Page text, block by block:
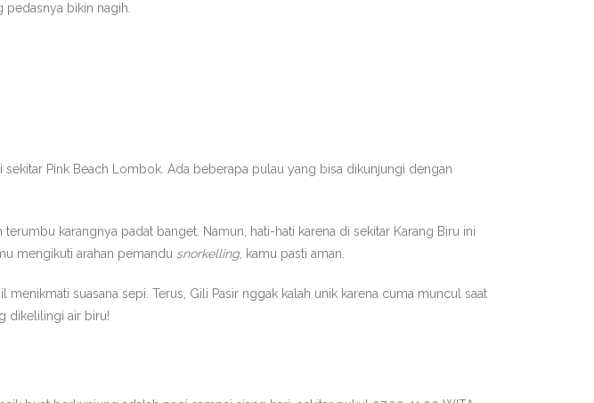
bikin nagih.
sekitar Pink Beach Lombok. Ada beberapa pulau yang bisa dikunjungi dengan
karangnya padat banget. Namun, hati-hati karena di sekitar Karang Biru ini
mengikuti arahan pemandu snorkelling, kamu pasti aman.
suasana sepi. Terus, Gili Pasir nggak kalah unik karena cuma muncul saat
dikelilingi air biru!